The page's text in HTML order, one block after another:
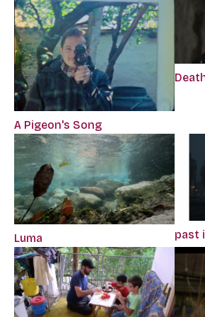
A Pigeon's Song
Luma past